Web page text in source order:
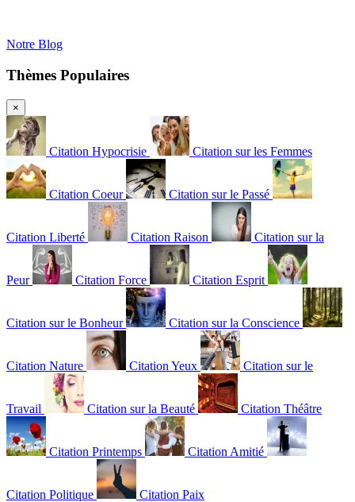
Notre Blog
Thèmes Populaires
×
Citation Hypocrisie Citation sur les Femmes
Citation Coeur Citation sur le Passé
Citation Liberté Citation Raison Citation sur la
Peur Citation Force Citation Esprit
Citation sur le Bonheur Citation sur la Conscience
Citation Nature Citation Yeux Citation sur le
Travail Citation sur la Beauté Citation Théâtre
Citation Printemps Citation Amitié
Citation Politique Citation Paix